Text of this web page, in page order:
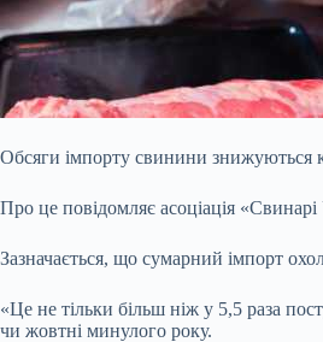
Обсяги імпорту свинини знижуються
Про це повідомляє асоціація
Зазначається, що сумарний імпорт
«Це не тільки більш ніж у 5,5 раза
чи жовтні минулого року.